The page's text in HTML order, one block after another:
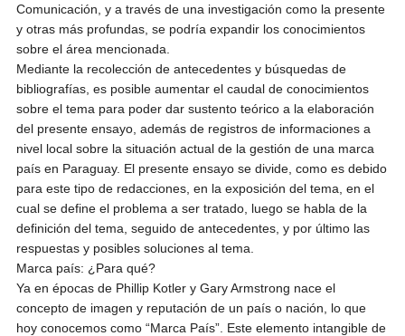
Comunicación, y a través de una investigación como la presente
y otras más profundas, se podría expandir los conocimientos
sobre el área mencionada.
Mediante la recolección de antecedentes y búsquedas de
bibliografías, es posible aumentar el caudal de conocimientos
sobre el tema para poder dar sustento teórico a la elaboración
del presente ensayo, además de registros de informaciones a
nivel local sobre la situación actual de la gestión de una marca
país en Paraguay. El presente ensayo se divide, como es debido
para este tipo de redacciones, en la exposición del tema, en el
cual se define el problema a ser tratado, luego se habla de la
definición del tema, seguido de antecedentes, y por último las
respuestas y posibles soluciones al tema.
Marca país: ¿Para qué?
Ya en épocas de Phillip Kotler y Gary Armstrong nace el
concepto de imagen y reputación de un país o nación, lo que
hoy conocemos como “Marca País”. Este elemento intangible de